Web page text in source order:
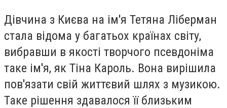
Дівчина з Києва на ім'я Тетяна Ліберман
стала відома у багатьох країнах світу,
вибравши в якості творчого псевдоніма
таке ім'я, як Тіна Кароль. Вона вирішила
пов'язати свій життєвий шлях з музикою.
Таке рішення здавалося її близьким